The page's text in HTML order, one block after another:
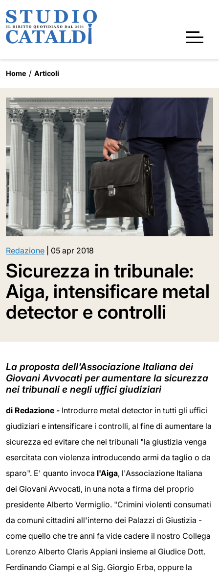
Home Articoli
Redazione 05 apr 2018
Sicurezza in tribunale:
Aiga, intensificare metal
detector e controlli
La proposta dell'Associazione Italiana dei
Giovani Avvocati per aumentare la sicurezza
nei tribunali e negli uffici giudiziari
di Redazione - Introdurre metal detector in tutti gli uffici
giudiziari e intensificare i controlli, al fine di aumentare la
sicurezza ed evitare che nei tribunali "la giustizia venga
esercitata con violenza introducendo armi da taglio o da
sparo". E' quanto invoca l'Aiga, l'Associazione Italiana
dei Giovani Avvocati, in una nota a firma del proprio
presidente Alberto Vermiglio. "Crimini violenti consumati
da comuni cittadini all'interno dei Palazzi di Giustizia -
come quello che tre anni fa vide cadere il nostro Collega
Lorenzo Alberto Claris Appiani insieme al Giudice Dott.
Ferdinando Ciampi e al Sig. Giorgio Erba, oppure la